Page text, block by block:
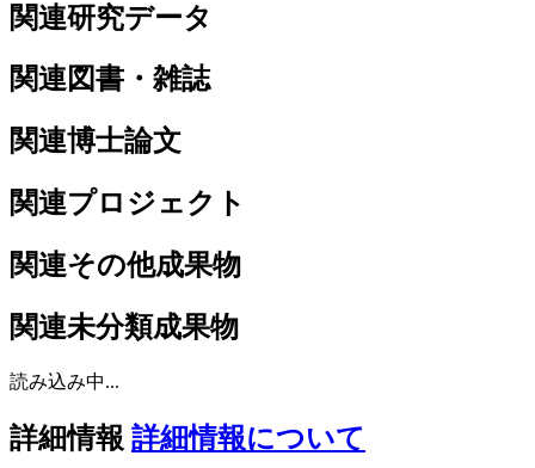
関連研究データ
関連図書・雑誌
関連博士論文
関連プロジェクト
関連その他成果物
関連未分類成果物
読み込み中...
詳細情報 詳細情報について